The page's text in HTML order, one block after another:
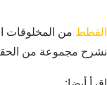
القطط من المخلوقات
نشرح مجموعة من